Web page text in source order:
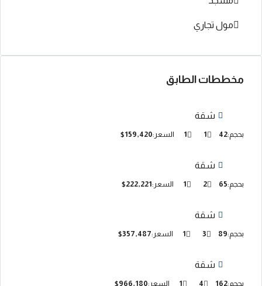
مول تجاري
مخططات الطابق
شقة
بحجم:42
1
1 السعر:$159,420
شقة
بحجم:65
2
1 السعر:$222,221
شقة
بحجم:89
3
1 السعر:$357,487
شقة
بحجم:162
4
1 السعر:$966,180